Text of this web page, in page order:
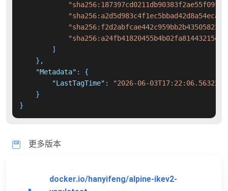
]
} ,
"Metadata" :
{
"LastTagTime" :
"2026-06-
}
}
更多版本
docker.io/hanyifeng/alpine-ikev2-